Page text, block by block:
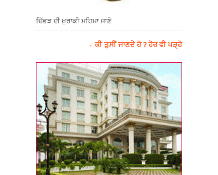
ਚਿੱਭੜ ਦੀ ਖ਼ੁਰਾਕੀ ਮਹਿਮਾ ਜਾਣੋ
→ ਕੀ ਤੁਸੀਂ ਜਾਣਦੇ ਹੋ ? ਹੋਰ ਵੀ ਪੜ੍ਹੋ